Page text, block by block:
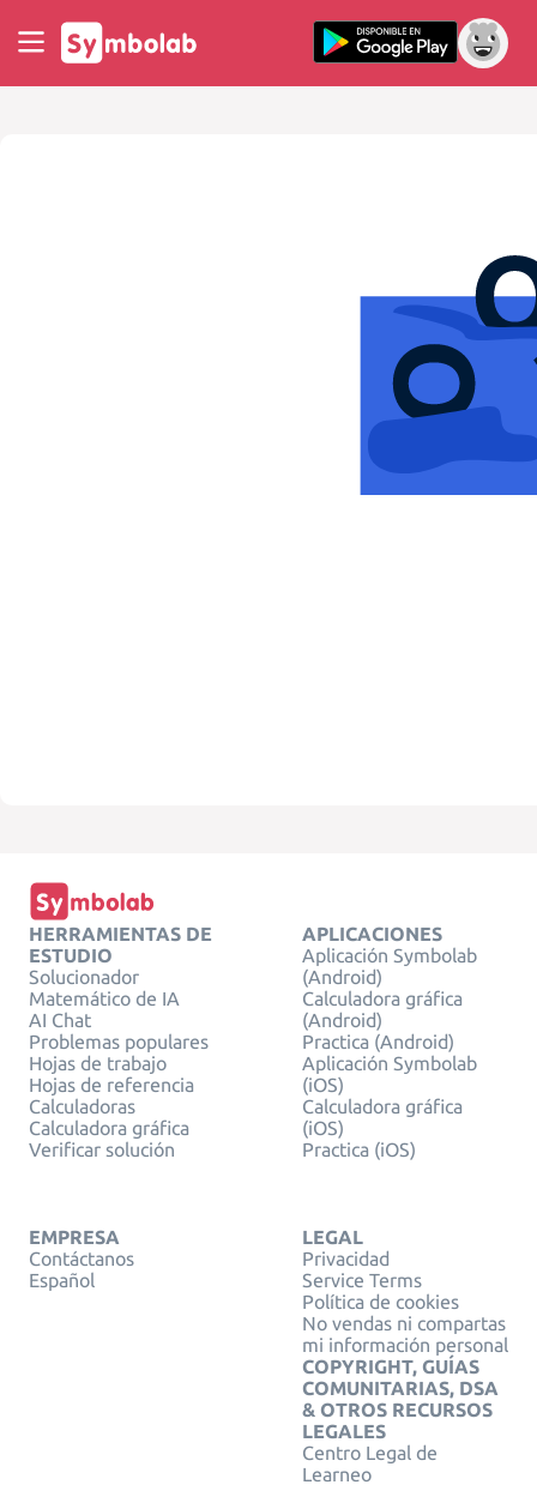
HERRAMIENTAS DE
ESTUDIO
Solucionador
Matemático de IA
AI Chat
Problemas populares
Hojas de trabajo
Hojas de referencia
Calculadoras
Calculadora gráfica
Verificar solución
APLICACIONES
Aplicación Symbolab
(Android)
Calculadora gráfica
(Android)
Practica (Android)
Aplicación Symbolab
(iOS)
Calculadora gráfica
(iOS)
Practica (iOS)
EMPRESA
Contáctanos
Español
LEGAL
Privacidad
Service Terms
Política de cookies
No vendas ni compartas
mi información personal
COPYRIGHT, GUÍAS
COMUNITARIAS, DSA
& OTROS RECURSOS
LEGALES
Centro Legal de
Learneo